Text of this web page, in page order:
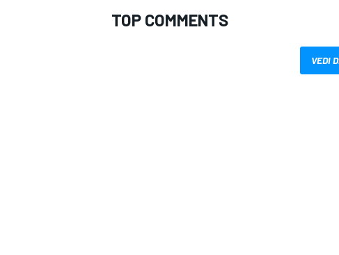
TOP COMMENTS
VEDI